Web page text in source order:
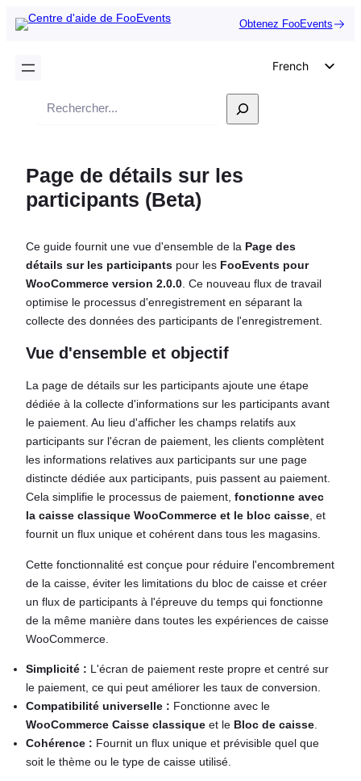
Obtenez FooEvents
French
Polish
Czech
Greek
Recherche
Page de détails sur les
participants (Beta)
Ce guide fournit une vue d'ensemble de la Page des
détails sur les participants pour les FooEvents pour
WooCommerce version 2.0.0 . Ce nouveau flux de travail
optimise le processus d'enregistrement en séparant la
collecte des données des participants de l'enregistrement.
Vue d'ensemble et objectif
La page de détails sur les participants ajoute une étape
dédiée à la collecte d'informations sur les participants avant
le paiement. Au lieu d'afficher les champs relatifs aux
participants sur l'écran de paiement, les clients complètent
les informations relatives aux participants sur une page
distincte dédiée aux participants, puis passent au paiement.
Cela simplifie le processus de paiement, fonctionne avec
la caisse classique WooCommerce et le bloc caisse , et
fournit un flux unique et cohérent dans tous les magasins.
Cette fonctionnalité est conçue pour réduire l'encombrement
de la caisse, éviter les limitations du bloc de caisse et créer
un flux de participants à l'épreuve du temps qui fonctionne
de la même manière dans toutes les expériences de caisse
WooCommerce.
Simplicité : L'écran de paiement reste propre et centré sur
le paiement, ce qui peut améliorer les taux de conversion.
Compatibilité universelle : Fonctionne avec le
WooCommerce Caisse classique et le Bloc de caisse
Cohérence : Fournit un flux unique et prévisible quel que
soit le thème ou le type de caisse utilisé.